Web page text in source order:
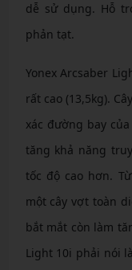
dễ sử dụng. Hỗ
phản tạt.
Yonex Arcsaber
rất cao (13,5kg).
xác đường bay
tăng khả năng
tốc độ cao hơn.
một cây vợt toàn
bắt mắt còn làm
Light 10i phải nói